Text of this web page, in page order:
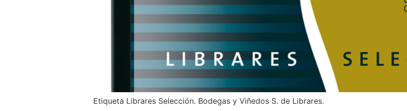
Etiqueta Librares Selección. Bodegas y Viñedos S. de Librares.